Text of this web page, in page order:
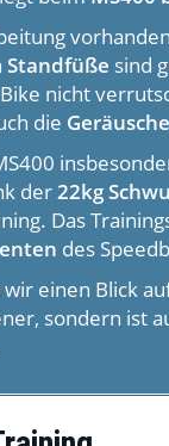
Standfüße sind
nicht
die Geräusche
der22kg
Das
des
einen Blick
sondern ist